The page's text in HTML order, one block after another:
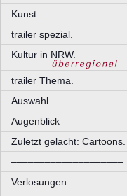
Kunst.
trailer spezial.
Kultur in NRW.
trailer Thema.
Auswahl.
Augenblick
Zuletzt gelacht: Cartoons.
––––––––––––––––––––
Verlosungen.